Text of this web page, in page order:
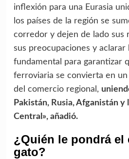
inflexión para una Eurasia
los países de la región se
corredor y dejen de lado sus
sus preocupaciones y aclarar
fundamental para garantizar
ferroviaria se convierta en un
del comercio regional,
Pakistán, Rusia, Afganistán y
Central», añadió.
¿Quién le pondrá el
gato?